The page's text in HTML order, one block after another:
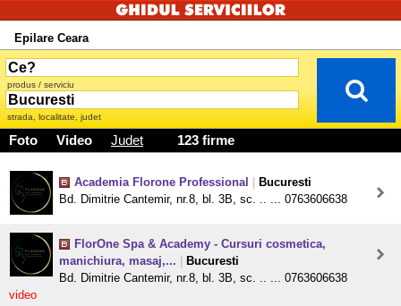
Epilare Ceara
produs / serviciu
strada, localitate, judet
Foto Video Judet 123 firme
Academia Florone Professional
Bucuresti
Bd. Dimitrie Cantemir, nr.8, bl. 3B, sc. .. ... 0763606638
FlorOne Spa & Academy - Cursuri cosmetica,
manichiura, masaj,...
Bucuresti
Bd. Dimitrie Cantemir, nr.8, bl. 3B, sc. .. ... 0763606638
video